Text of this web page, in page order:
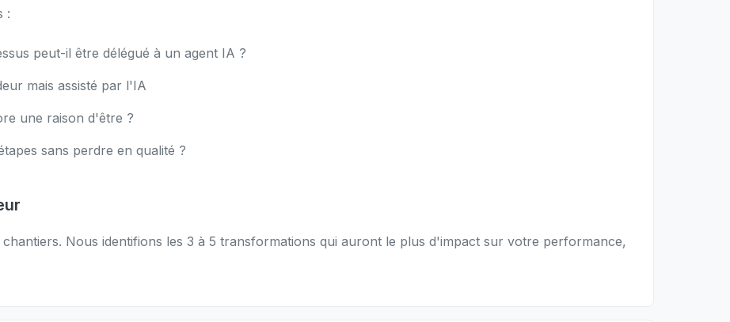
:
peut-il être délégué à un agent IA ?
mais assisté par l'IA
une raison d'être ?
sans perdre en qualité ?
Nous identifions les 3 à 5 transformations qui auront le plus d'impact sur votre performance,